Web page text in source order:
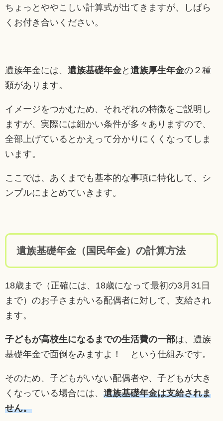
ちょっとややこしい計算式が出てきますが、しばら
くお付き合いください。
遺族年金には、 遺族基礎年金と 遺族厚生年金の２種
類があります。
イメージをつかむため、それぞれの特徴をご説明し
ますが、実際には細かい条件が多々ありますので、
全部上げているとかえって分かりにくくなってしま
います。
ここでは、あくまでも基本的な事項に特化して、シ
ンプルにまとめていきます。
遺族基礎年金（国民年金）の計算方法
18歳まで（正確には、18歳になって最初の3月31日
まで）のお子さまがいる配偶者に対して、支給され
ます。
子どもが高校生になるまでの生活費の一部は、遺族
基礎年金で面倒をみますよ！ という仕組みです。
そのため、子どもがいない配偶者や、子どもが大き
くなっている場合には、 遺族基礎年金は支給されま
せん。